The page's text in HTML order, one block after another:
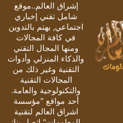
إشراق العالم..موقع
شامل تقني إخباري
اجتماعي, يهتم بالتدوين
في كافة المجالات
ومنها المجال التقني
والذكاء المنزلي وأدوات
التقنية وغير ذلك من
المجالات التقنية
والتكنولوجية والعامة.
أحد مواقع "مؤسسة
اشراق العالم لتقنية